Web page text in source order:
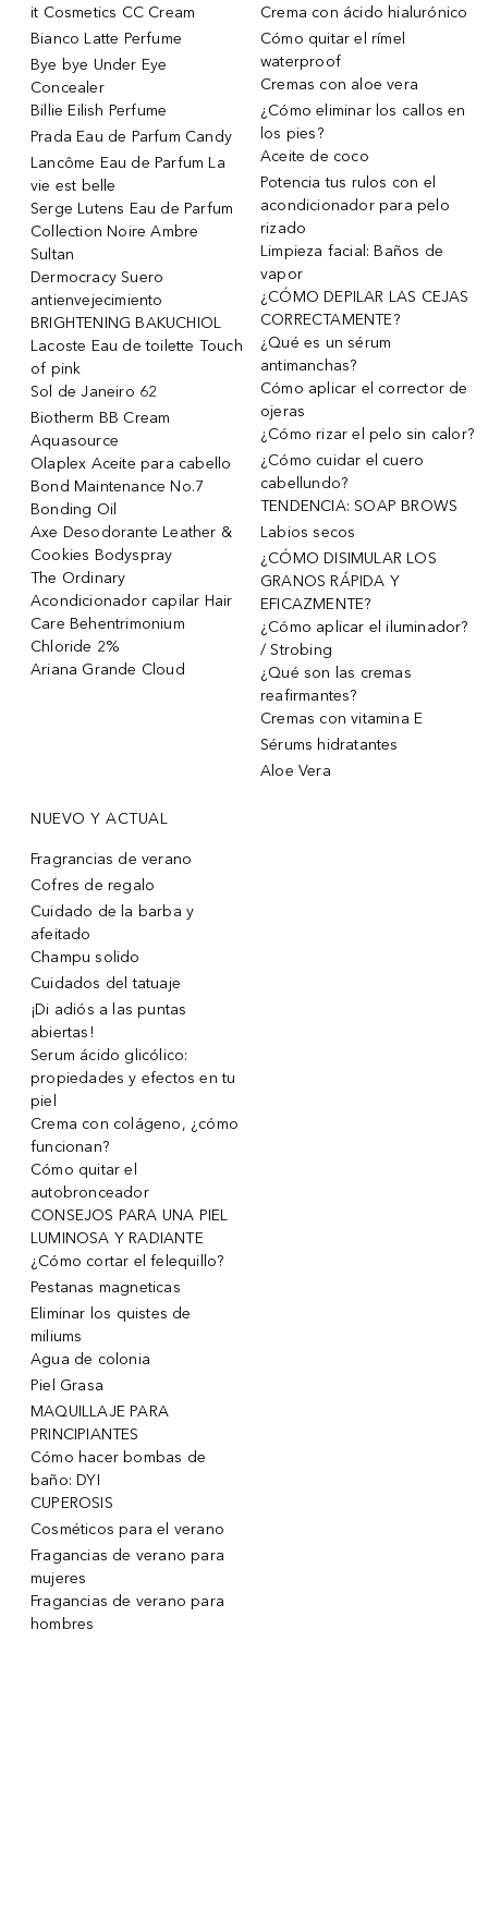
it Cosmetics CC Cream
Bianco Latte Perfume
Bye bye Under Eye
Concealer
Billie Eilish Perfume
Prada Eau de Parfum Candy
Lancôme Eau de Parfum La
vie est belle
Serge Lutens Eau de Parfum
Collection Noire Ambre
Sultan
Dermocracy Suero
antienvejecimiento
BRIGHTENING BAKUCHIOL
Lacoste Eau de toilette Touch
of pink
Sol de Janeiro 62
Biotherm BB Cream
Aquasource
Olaplex Aceite para cabello
Bond Maintenance No.7
Bonding Oil
Axe Desodorante Leather &
Cookies Bodyspray
The Ordinary
Acondicionador capilar Hair
Care Behentrimonium
Chloride 2%
Ariana Grande Cloud
Crema con ácido hialurónico
Cómo quitar el rímel
waterproof
Cremas con aloe vera
¿Cómo eliminar los callos en
los pies?
Aceite de coco
Potencia tus rulos con el
acondicionador para pelo
rizado
Limpieza facial: Baños de
vapor
¿CÓMO DEPILAR LAS CEJAS
CORRECTAMENTE?
¿Qué es un sérum
antimanchas?
Cómo aplicar el corrector de
ojeras
¿Cómo rizar el pelo sin calor?
¿Cómo cuidar el cuero
cabellundo?
TENDENCIA: SOAP BROWS
Labios secos
¿CÓMO DISIMULAR LOS
GRANOS RÁPIDA Y
EFICAZMENTE?
¿Cómo aplicar el iluminador?
/ Strobing
¿Qué son las cremas
reafirmantes?
Cremas con vitamina E
Sérums hidratantes
Aloe Vera
NUEVO Y ACTUAL
Fragrancias de verano
Cofres de regalo
Cuidado de la barba y
afeitado
Champu solido
Cuidados del tatuaje
¡Di adiós a las puntas
abiertas!
Serum ácido glicólico:
propiedades y efectos en tu
piel
Crema con colágeno, ¿cómo
funcionan?
Cómo quitar el
autobronceador
CONSEJOS PARA UNA PIEL
LUMINOSA Y RADIANTE
¿Cómo cortar el felequillo?
Pestanas magneticas
Eliminar los quistes de
miliums
Agua de colonia
Piel Grasa
MAQUILLAJE PARA
PRINCIPIANTES
Cómo hacer bombas de
baño: DYI
CUPEROSIS
Cosméticos para el verano
Fragancias de verano para
mujeres
Fragancias de verano para
hombres